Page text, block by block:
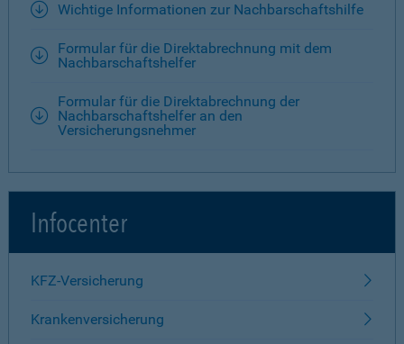
Wichtige Informationen zur Nachbarschaftshilfe
Formular für die Direktabrechnung mit dem
Nachbarschaftshelfer
Formular für die Direktabrechnung der
Nachbarschaftshelfer an den
Versicherungsnehmer
Infocenter
KFZ-Versicherung
Krankenversicherung